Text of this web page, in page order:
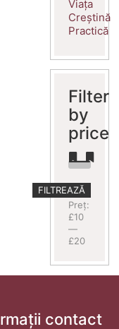
Viața
Creștină
Practică
Filter
by
price
Preț
minim
Preț
maxim
FILTREAZĂ
Preț:
£10
—
£20
contact